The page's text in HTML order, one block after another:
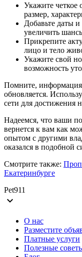
Укажите четкое
размер,
Добавьте даты
увеличить
Прикрепите
лицо и тело
Укажите свой
возможность
Помните,
обновляется.
сети для достижения
Надеемся, что ваши
вернется к вам как
опытом с другими
оказался в подобной
Смотрите также:
Екатеринбурге
Pet911
expand_more
О нас
Разместите
Платные услуги
Полезные